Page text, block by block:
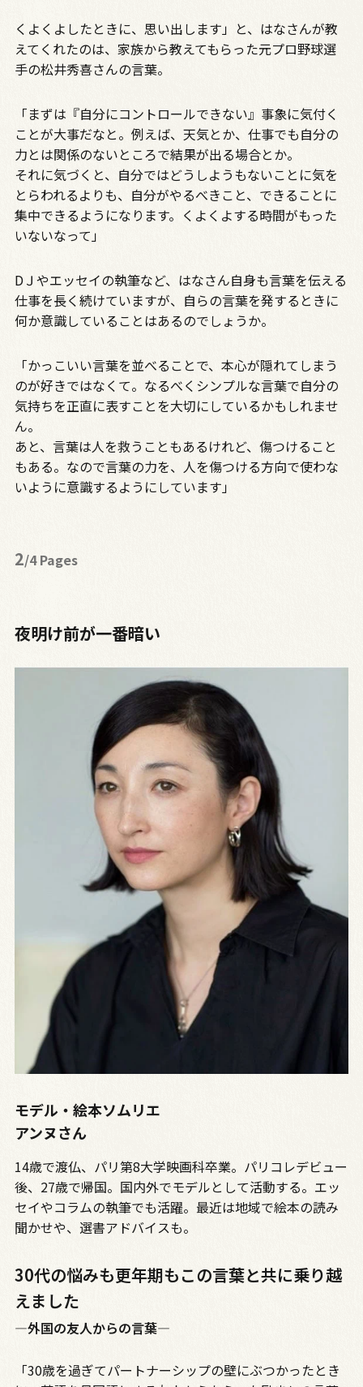
くよくよしたときに、思い出します」と、はなさんが教
えてくれたのは、家族から教えてもらった元プロ野球選
手の松井秀喜さんの言葉。
「まずは『自分にコントロールできない』事象に気付く
ことが大事だなと。例えば、天気とか、仕事でも自分の
力とは関係のないところで結果が出る場合とか。
それに気づくと、自分ではどうしようもないことに気を
とらわれるよりも、自分がやるべきこと、できることに
集中できるようになります。くよくよする時間がもった
いないなって」
DＪやエッセイの執筆など、はなさん自身も言葉を伝える
仕事を長く続けていますが、自らの言葉を発するときに
何か意識していることはあるのでしょうか。
「かっこいい言葉を並べることで、本心が隠れてしまう
のが好きではなくて。なるべくシンプルな言葉で自分の
気持ちを正直に表すことを大切にしているかもしれませ
ん。
あと、言葉は人を救うこともあるけれど、傷つけること
もある。なので言葉の力を、人を傷つける方向で使わな
いように意識するようにしています」
2/4 Pages
夜明け前が一番暗い
モデル・絵本ソムリエ
アンヌさん
14歳で渡仏、パリ第8大学映画科卒業。パリコレデビュー
後、27歳で帰国。国内外でモデルとして活動する。エッ
セイやコラムの執筆でも活躍。最近は地域で絵本の読み
聞かせや、選書アドバイスも。
30代の悩みも更年期もこの言葉と共に乗り越
えました
―外国の友人からの言葉―
「30歳を過ぎてパートナーシップの壁にぶつかったとき